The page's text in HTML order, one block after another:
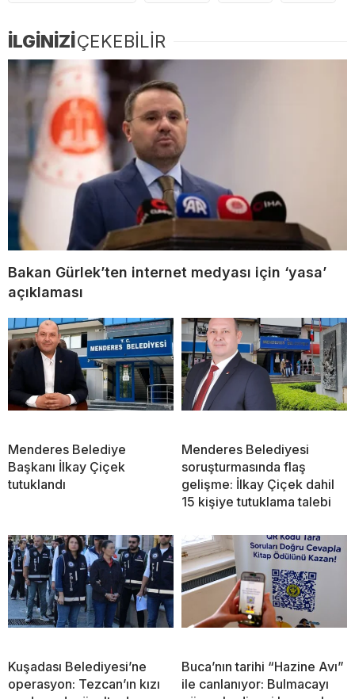
İLGİNİZİÇEKEBİLİR
Bakan Gürlek’ten internet medyası için ‘yasa’
açıklaması
Menderes Belediye
Başkanı İlkay Çiçek
tutuklandı
Menderes Belediyesi
soruşturmasında flaş
gelişme: İlkay Çiçek dahil
15 kişiye tutuklama talebi
Kuşadası Belediyesi’ne
operasyon: Tezcan’ın kızı
Buca’nın tarihi “Hazine Avı”
ile canlanıyor: Bulmacayı